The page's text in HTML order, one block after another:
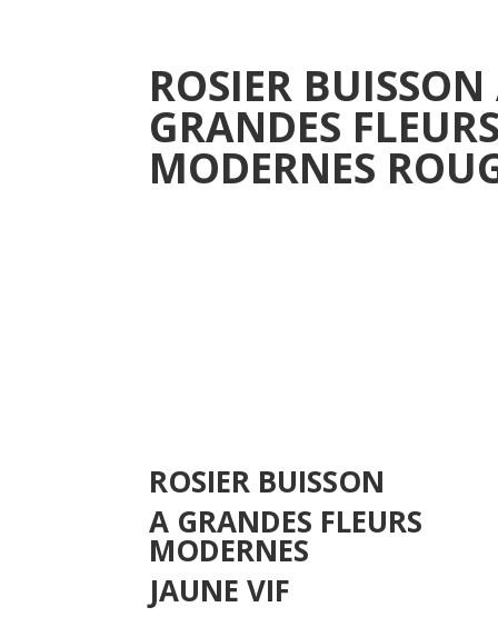
ROSIER
GRANDES
MODERNES
ROSIER BUISSON
A GRANDES FLEURS
MODERNES
JAUNE VIF